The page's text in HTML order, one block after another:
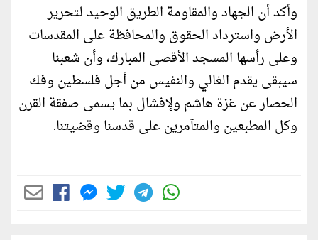
وأكد أن الجهاد والمقاومة الطريق الوحيد لتحرير
الأرض واسترداد الحقوق والمحافظة على المقدسات
وعلى رأسها المسجد الأقصى المبارك، وأن شعبنا
سيبقى يقدم الغالي والنفيس من أجل فلسطين وفك
الحصار عن غزة هاشم ولإفشال بما يسمى صفقة القرن
وكل المطبعين والمتآمرين على قدسنا وقضيتنا.